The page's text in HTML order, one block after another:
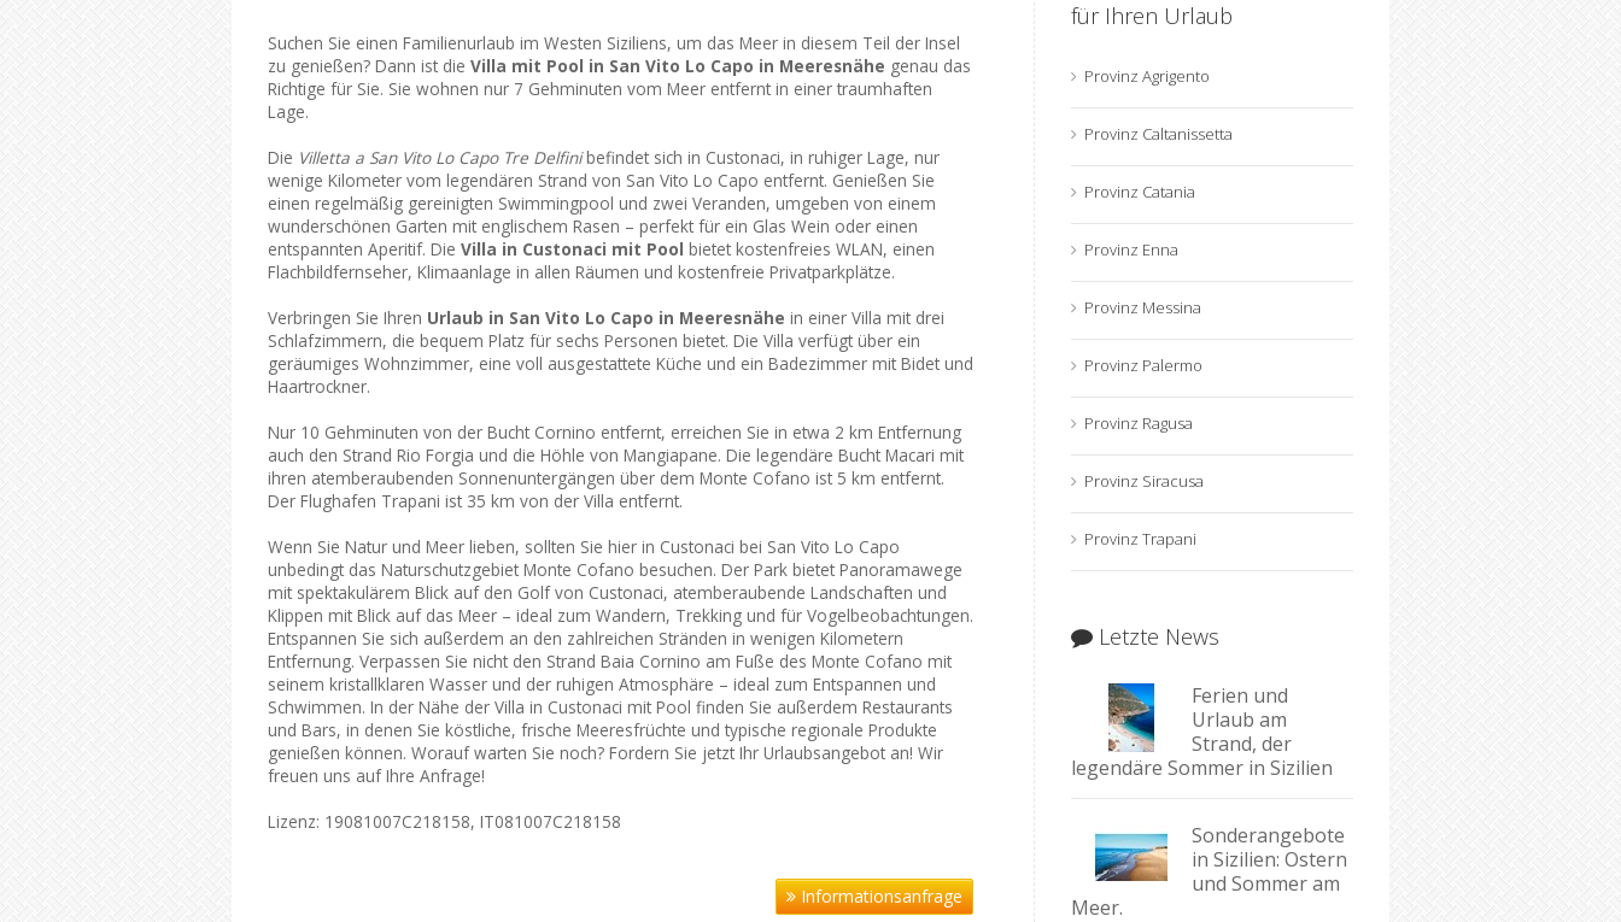
Suchen Sie einen Familienurlaub im Westen Siziliens, um das Meer in diesem Teil der Insel
zu genießen? Dann ist die Villa mit Pool in San Vito Lo Capo in Meeresnähe genau das
Richtige für Sie. Sie wohnen nur 7 Gehminuten vom Meer entfernt in einer traumhaften
Lage.
Die Villetta a San Vito Lo Capo Tre Delfinibefindet sich in Custonaci, in ruhiger Lage, nur
wenige Kilometer vom legendären Strand von San Vito Lo Capo entfernt. Genießen Sie
einen regelmäßig gereinigten Swimmingpool und zwei Veranden, umgeben von einem
wunderschönen Garten mit englischem Rasen – perfekt für ein Glas Wein oder einen
entspannten Aperitif. Die Villa in Custonaci mit Pool bietet kostenfreies WLAN, einen
Flachbildfernseher, Klimaanlage in allen Räumen und kostenfreie Privatparkplätze.
Verbringen Sie Ihren Urlaub in San Vito Lo Capo in Meeresnähe in einer Villa mit drei
Schlafzimmern, die bequem Platz für sechs Personen bietet. Die Villa verfügt über ein
geräumiges Wohnzimmer, eine voll ausgestattete Küche und ein Badezimmer mit Bidet und
Haartrockner.
Nur 10 Gehminuten von der Bucht Cornino entfernt, erreichen Sie in etwa 2 km Entfernung
auch den Strand Rio Forgia und die Höhle von Mangiapane. Die legendäre Bucht Macari mit
ihren atemberaubenden Sonnenuntergängen über dem Monte Cofano ist 5 km entfernt.
Der Flughafen Trapani ist 35 km von der Villa entfernt.
Wenn Sie Natur und Meer lieben, sollten Sie hier in Custonaci bei San Vito Lo Capo
unbedingt das Naturschutzgebiet Monte Cofano besuchen. Der Park bietet Panoramawege
mit spektakulärem Blick auf den Golf von Custonaci, atemberaubende Landschaften und
Klippen mit Blick auf das Meer – ideal zum Wandern, Trekking und für Vogelbeobachtungen.
Entspannen Sie sich außerdem an den zahlreichen Stränden in wenigen Kilometern
Entfernung. Verpassen Sie nicht den Strand Baia Cornino am Fuße des Monte Cofano mit
seinem kristallklaren Wasser und der ruhigen Atmosphäre – ideal zum Entspannen und
Schwimmen. In der Nähe der Villa in Custonaci mit Pool finden Sie außerdem Restaurants
und Bars, in denen Sie köstliche, frische Meeresfrüchte und typische regionale Produkte
genießen können. Worauf warten Sie noch? Fordern Sie jetzt Ihr Urlaubsangebot an! Wir
freuen uns auf Ihre Anfrage!
Lizenz: 19081007C218158, IT081007C218158
Informationsanfrage
für Ihren Urlaub
Provinz Agrigento
Provinz Caltanissetta
Provinz Catania
Provinz Enna
Provinz Messina
Provinz Palermo
Provinz Ragusa
Provinz Siracusa
Provinz Trapani
Letzte News
Ferien und
Urlaub am
Strand, der
legendäre Sommer in Sizilien
Sonderangebote
in Sizilien: Ostern
und Sommer am
Meer.